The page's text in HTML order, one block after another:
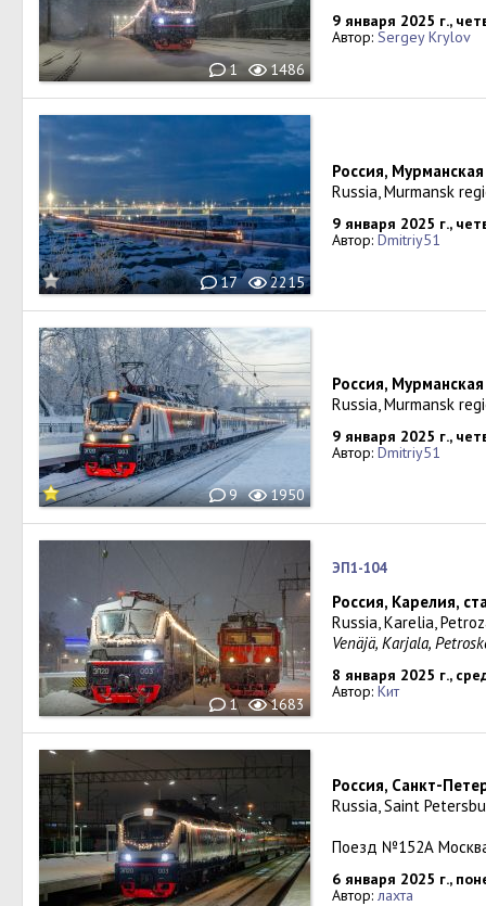
1 1486
9 января 2025 г.,
Автор: Sergey Krylov
17 2215
Россия,
Russia, Murmansk
9 января 2025 г.,
Автор: Dmitriy51
9 1950
Россия,
Russia, Murmansk
9 января 2025 г.,
Автор: Dmitriy51
1 1683
ЭП1-104
Россия, Карелия,
Russia, Karelia,
Venäjä, Karjala,
8 января 2025 г.,
Автор: Кит
Россия, Санкт-
Russia, Saint
Поезд №152А
6 января 2025 г.,
Автор: лахта